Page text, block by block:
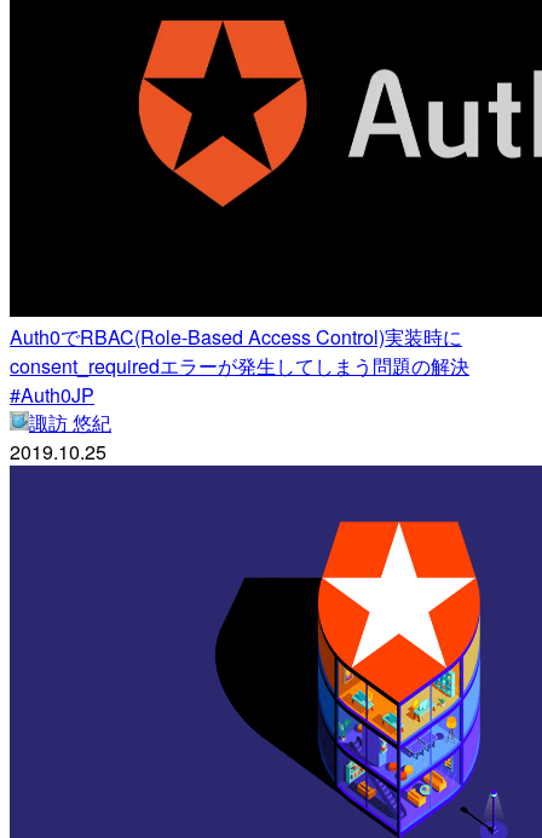
Auth0でRBAC(Role-Based Access Control)実装時に
consent_requiredエラーが発生してしまう問題の解決
#Auth0JP
諏訪 悠紀
2019.10.25